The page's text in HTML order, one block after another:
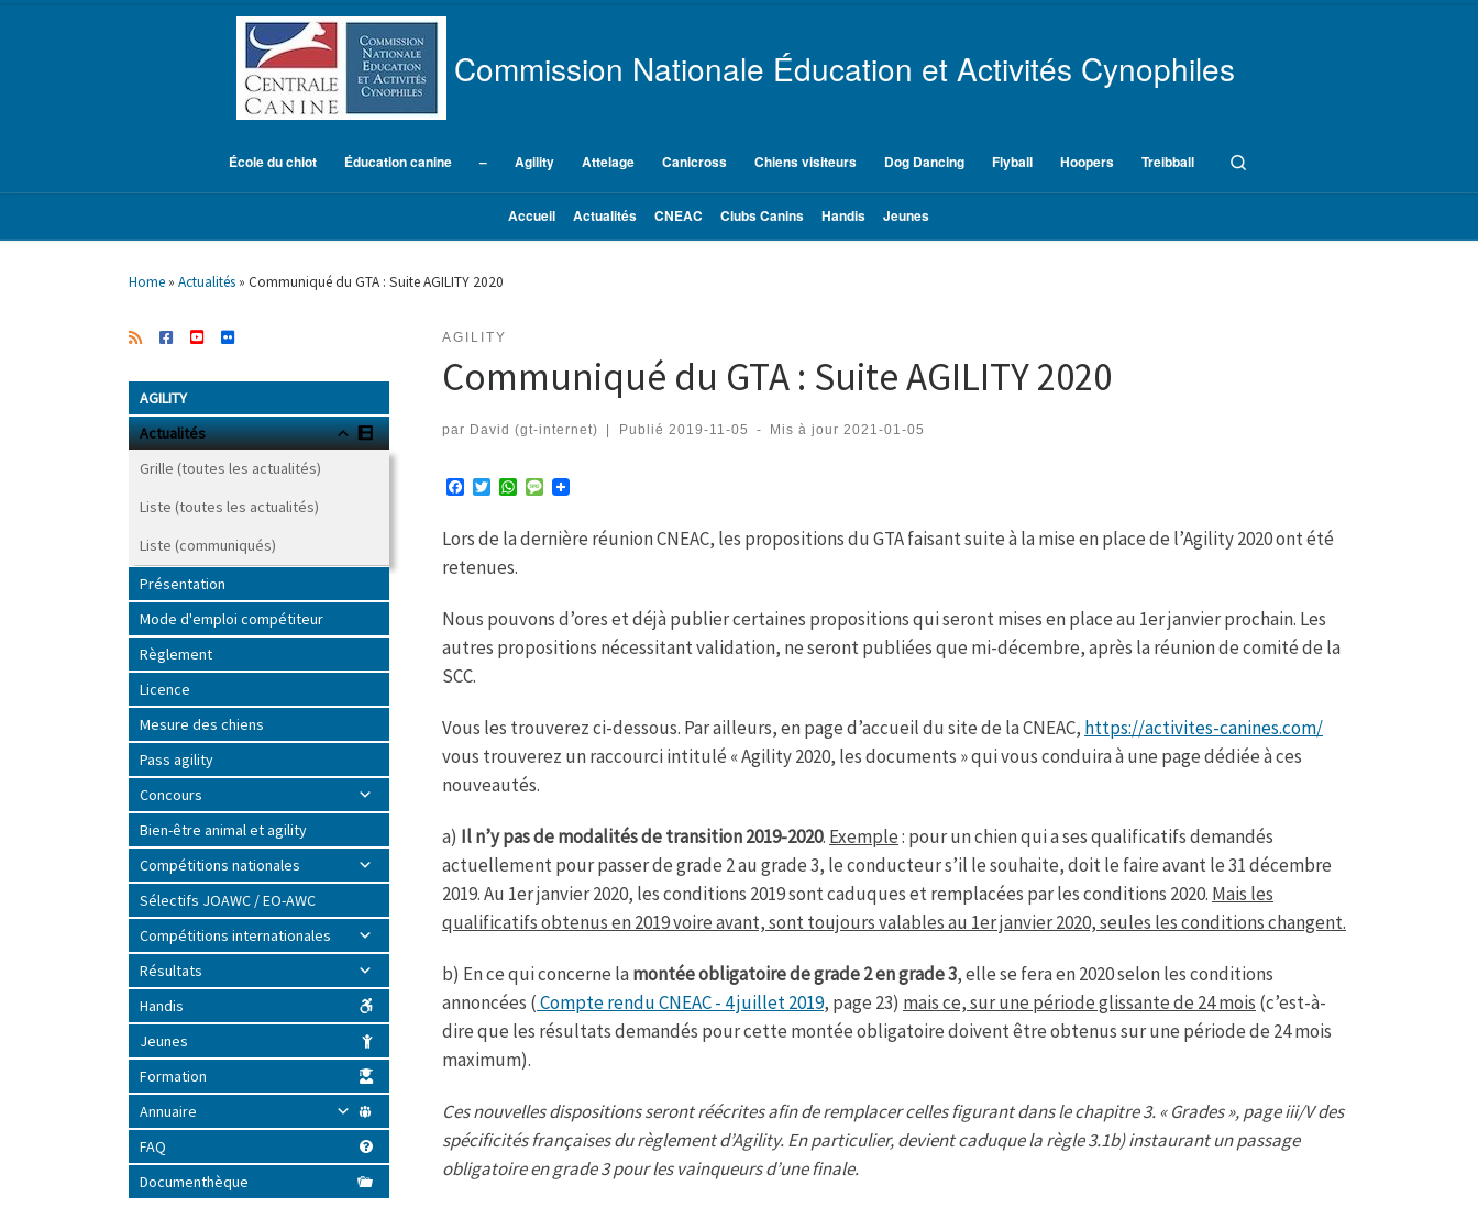
Accueil Actualités CNEAC Clubs Canins Handis Jeunes
Commission Nationale Éducation et Activités Cynophiles
École du chiot Éducation canine – Agility Attelage Canicross Chiens visiteurs Dog Dancing Flyball Hoopers Treibball
Home » Actualités » Communiqué du GTA : Suite AGILITY 2020
AGILITY
Communiqué du GTA : Suite AGILITY 2020
par David (gt-internet) Publié 2019-11-05 - Mis à jour 2021-01-05
e
o
k
T
t
e
W
t
p
M
s
Lors de la dernière réunion CNEAC, les propositions du GTA faisant suite à la mise en place de l’Agility 2020 ont été
retenues.
Nous pouvons d’ores et déjà publier certaines propositions qui seront mises en place au 1er janvier prochain. Les
autres propositions nécessitant validation, ne seront publiées que mi-décembre, après la réunion de comité de la
SCC.
Vous les trouverez ci-dessous. Par ailleurs, en page d’accueil du site de la CNEAC, https://activites-canines.com/
vous trouverez un raccourci intitulé « Agility 2020, les documents » qui vous conduira à une page dédiée à ces
nouveautés.
a) Il n’y pas de modalités de transition 2019-2020. Exemple: pour un chien qui a ses qualificatifs demandés
actuellement pour passer de grade 2 au grade 3, le conducteur s’il le souhaite, doit le faire avant le 31 décembre
2019. Au 1er janvier 2020, les conditions 2019 sont caduques et remplacées par les conditions 2020. Mais les
qualificatifs obtenus en 2019 voire avant, sont toujours valables au 1er janvier 2020, seules les conditions changent.
b) En ce qui concerne lamontée obligatoire de grade 2 en grade 3, elle se fera en 2020 selon les conditions
annoncées (Compte rendu CNEAC - 4 juillet 2019, page 23) mais ce, sur une période glissante de 24 mois (c’est-à-
dire que les résultats demandés pour cette montée obligatoire doivent être obtenus sur une période de 24 mois
maximum).
Ces nouvelles dispositions seront réécrites afin de remplacer celles figurant dans le chapitre 3. « Grades », page iii/V des
spécificités françaises du règlement d’Agility. En particulier, devient caduque la règle 3.1b) instaurant un passage
obligatoire en grade 3 pour les vainqueurs d’une finale.
AGILITY
Actualités
Grille (toutes les actualités)
Liste (toutes les actualités)
Liste (communiqués)
Présentation
Mode d'emploi compétiteur
Règlement
Licence
Mesure des chiens
Pass agility
Concours
Bien-être animal et agility
Compétitions nationales
Sélectifs JOAWC / EO-AWC
Compétitions internationales
Résultats
Handis
Jeunes
Formation
Annuaire
FAQ
Documenthèque